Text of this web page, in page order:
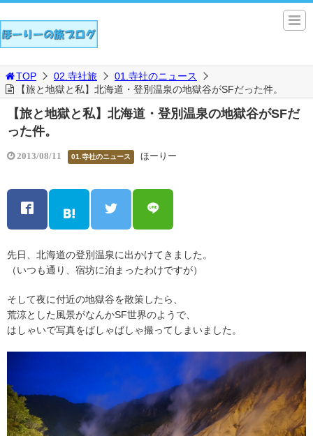
TOP 02.寺社旅
01.寺社のニュース
【旅と地獄と私】北海道・登別温泉の地獄谷がSFだった件。
【旅と地獄と私】北海道・登別温泉の地獄谷がSFだ
った件。
2013/08/11 01.寺社のニュース ほーりー
先日、北海道の登別温泉に出かけてきました。
（いつも通り、宿坊に泊まったわけですが）
そして夜に付近の地獄谷を散策したら、
荒涼とした風景がなんかSF世界のようで、
はしゃいで写真をばしゃばしゃ撮ってしまいました。